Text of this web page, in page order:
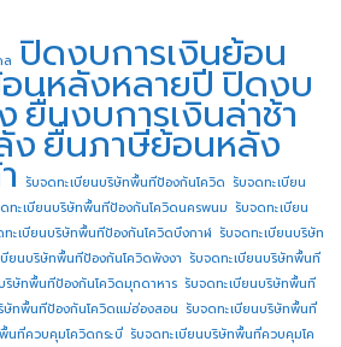
ล ปิดงบการเงินย้อน
นหลังหลายปี ปิดงบ
ยื่นงบการเงินล่าช้า
งยื่นภาษีย้อนหลัง
รับจดทะเบียนบริษัทพื้นทีป้องกันโควิด รับจดทะเบียน
ทะเบียนบริษัทพื้นทีป้องกันโควิดนครพนม รับจดทะเบียน
ทะเบียนบริษัทพื้นทีป้องกันโควิดบึงกาฬ รับจดทะเบียนบริษัท
บียนบริษัทพื้นทีป้องกันโควิดพังงา รับจดทะเบียนบริษัทพื้นที
ริษัทพื้นทีป้องกันโควิดมุกดาหาร รับจดทะเบียนบริษัทพื้นที
ษัทพื้นทีป้องกันโควิดแม่ฮ่องสอน รับจดทะเบียนบริษัทพื้นที่
นที่ควบคุมโควิดกระบี่ รับจดทะเบียนบริษัทพื้นที่ควบคุมโค